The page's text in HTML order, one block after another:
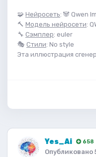
🧩 Нейросеть: 🐼 Qwen
🔨 Модель нейросети:
🔧 Сэмплер: euler
🎭 Стили: No style
Эта иллюстрация
Yes_Ai 658
Опубликовано